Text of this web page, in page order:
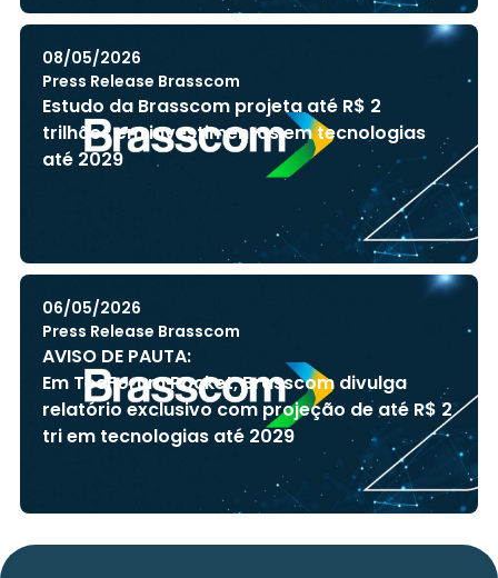
08/05/2026
Press Release Brasscom
Estudo da Brasscom projeta até R$ 2
trilhões em investimentos em tecnologias
até 2029
06/05/2026
Press Release Brasscom
AVISO DE PAUTA:
Em TecForum Pocket, Brasscom divulga
relatório exclusivo com projeção de até R$ 2
tri em tecnologias até 2029